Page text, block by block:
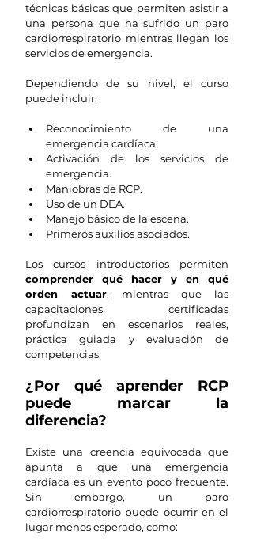
técnicas básicas que permiten asistir a
una persona que ha sufrido un paro
cardiorrespiratorio mientras llegan los
servicios de emergencia.
Dependiendo de su nivel, el curso
puede incluir:
Reconocimiento de una
emergencia cardíaca.
Activación de los servicios de
emergencia.
Maniobras de RCP.
Uso de un DEA.
Manejo básico de la escena.
Primeros auxilios asociados.
comprender qué hacer y en qué
orden actuar, mientras que las
capacitaciones certificadas
profundizan en escenarios reales,
práctica guiada y evaluación de
competencias.
¿Por qué aprender RCP
puede marcar la
diferencia?
Existe una creencia equivocada que
apunta a que una emergencia
cardíaca es un evento poco frecuente.
Sin embargo, un paro
cardiorrespiratorio puede ocurrir en el
lugar menos esperado, como: